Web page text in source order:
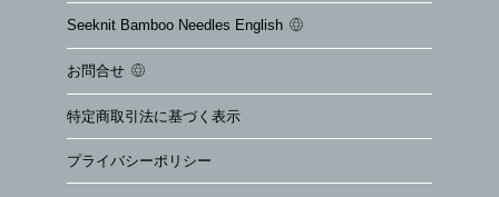
Seeknit Bamboo Needles English
お問合せ
特定商取引法に基づく表示
プライバシーポリシー